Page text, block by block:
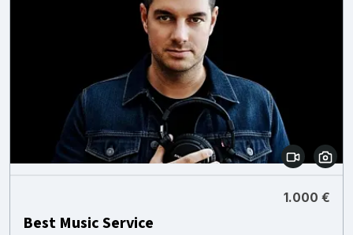
1.000 €
Best Music Service